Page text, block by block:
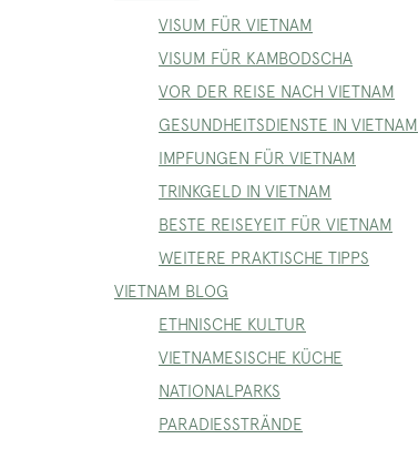
VISUM FÜR VIETNAM
VISUM FÜR KAMBODSCHA
VOR DER REISE NACH VIETNAM
GESUNDHEITSDIENSTE IN VIETNAM
IMPFUNGEN FÜR VIETNAM
TRINKGELD IN VIETNAM
BESTE REISEYEIT FÜR VIETNAM
WEITERE PRAKTISCHE TIPPS
VIETNAM BLOG
ETHNISCHE KULTUR
VIETNAMESISCHE KÜCHE
NATIONALPARKS
PARADIESSTRÄNDE